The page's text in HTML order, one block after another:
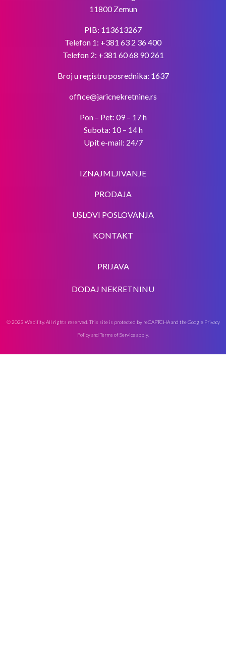
11800 Zemun
PIB: 113613267
Telefon 1: +381 63 2 36 400
Telefon 2: +381 60 68 90 261
Broj u registru posrednika: 1637
office@jaricnekretnine.rs
Pon – Pet: 09 – 17 h
Subota: 10 – 14 h
Upit e-mail: 24/7
IZNAJMLJIVANJE
PRODAJA
USLOVI POSLOVANJA
KONTAKT
PRIJAVA
DODAJ NEKRETNINU
© 2023 Webility. All rights reserved. This site is protected by reCAPTCHA and the Google Privacy
PolicyandTerms of Serviceapply.